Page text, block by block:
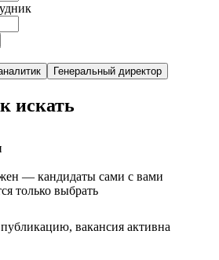
Генеральный директор
искать
— кандидаты сами с вами
только выбрать
вакансия активна